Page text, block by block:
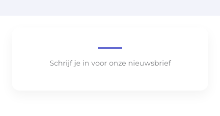
Schrijf je in voor onze nieuwsbrief